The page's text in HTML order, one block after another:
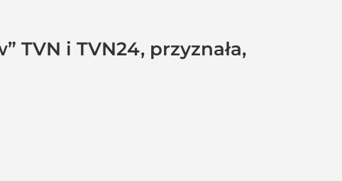
TVN i TVN24, przyznała,